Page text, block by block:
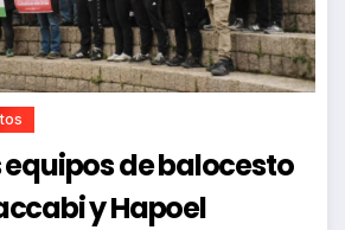
equipos de balocesto
y Hapoel